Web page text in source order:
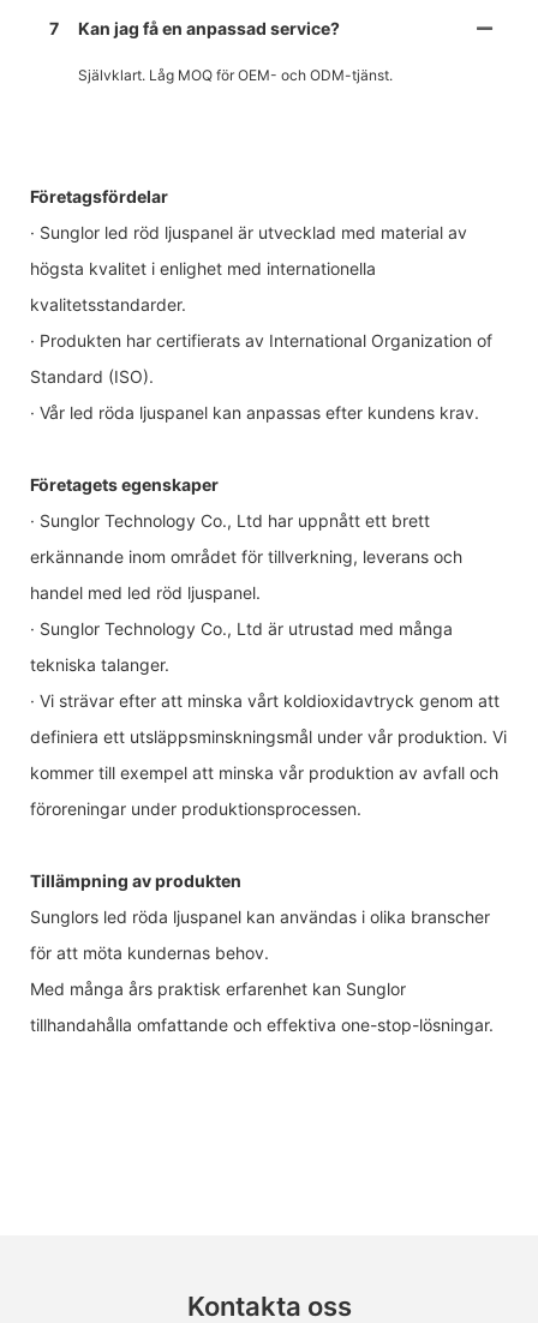
7 Kan jag få en anpassad service?
Självklart. Låg MOQ för OEM- och ODM-tjänst.
Företagsfördelar
· Sunglor led röd ljuspanel är utvecklad med material av
högsta kvalitet i enlighet med internationella
kvalitetsstandarder.
· Produkten har certifierats av International Organization of
Standard (ISO).
· Vår led röda ljuspanel kan anpassas efter kundens krav.
Företagets egenskaper
· Sunglor Technology Co., Ltd har uppnått ett brett
erkännande inom området för tillverkning, leverans och
handel med led röd ljuspanel.
· Sunglor Technology Co., Ltd är utrustad med många
tekniska talanger.
· Vi strävar efter att minska vårt koldioxidavtryck genom att
definiera ett utsläppsminskningsmål under vår produktion. Vi
kommer till exempel att minska vår produktion av avfall och
föroreningar under produktionsprocessen.
Tillämpning av produkten
Sunglors led röda ljuspanel kan användas i olika branscher
för att möta kundernas behov.
Med många års praktisk erfarenhet kan Sunglor
tillhandahålla omfattande och effektiva one-stop-lösningar.
Kontakta oss